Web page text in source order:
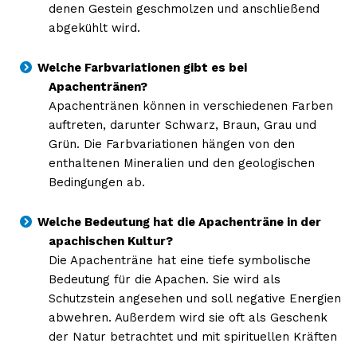
denen Gestein geschmolzen und anschließend
abgekühlt wird.
Welche Farbvariationen gibt es bei
Apachentränen?
Apachentränen können in verschiedenen Farben
auftreten, darunter Schwarz, Braun, Grau und
Grün. Die Farbvariationen hängen von den
enthaltenen Mineralien und den geologischen
Bedingungen ab.
Welche Bedeutung hat die Apachenträne in der
apachischen Kultur?
Die Apachenträne hat eine tiefe symbolische
Bedeutung für die Apachen. Sie wird als
Schutzstein angesehen und soll negative Energien
abwehren. Außerdem wird sie oft als Geschenk
der Natur betrachtet und mit spirituellen Kräften